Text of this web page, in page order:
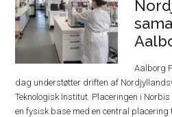
Aalborg
dag understøtter driften af
Teknologisk Institut. Placeringen i
en fysisk base med en central